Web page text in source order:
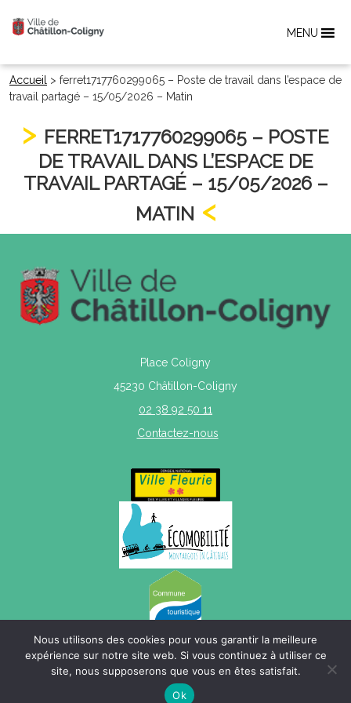
MENU
Accueil > ferret1717760299065 – Poste de travail dans l’espace de
travail partagé – 15/05/2026 – Matin
FERRET1717760299065 – POSTE
DE TRAVAIL DANS L’ESPACE DE
TRAVAIL PARTAGÉ – 15/05/2026 –
MATIN
Place Coligny
45230 Châtillon-Coligny
02 38 92 50 11
Contactez-nous
Mentions légales | Politique de confidentialité
Nous utilisons des cookies pour vous garantir la meilleure
expérience sur notre site web. Si vous continuez à utiliser ce
site, nous supposerons que vous en êtes satisfait.
Ok